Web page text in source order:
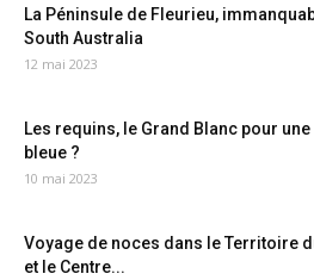
La Péninsule de Fleurieu,
South Australia
12 mai 2023
Les requins, le Grand Blanc pour une
bleue ?
10 mai 2023
Voyage de noces dans le Territoire
et le Centre...